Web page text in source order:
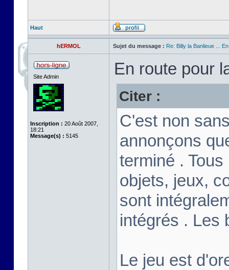
Haut
hERMOL Sujet du message : Re: Billy la Banlieue ...
Site Admin
Inscription : 20 Août 2007,
18:21
Message(s) : 5145
En route pour
Citer :
C'est non
annonçons
terminé .
objets, jeux,
sont
intégrés . Les
Le jeu est